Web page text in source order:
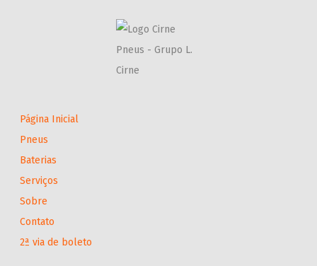
Página Inicial
Pneus
Baterias
Serviços
Sobre
Contato
2ª via de boleto